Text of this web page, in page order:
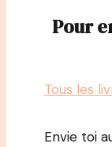
Pour
Tous les
Envie toi